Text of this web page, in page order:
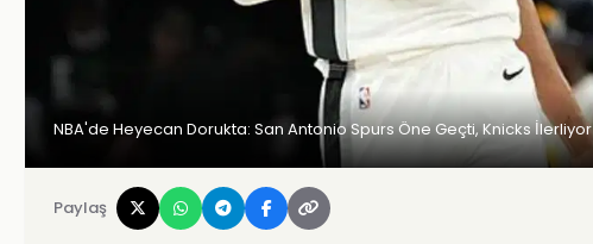
NBA'de Heyecan Dorukta: San Antonio Spurs Öne Geçti, Knicks İlerliyor
Paylaş